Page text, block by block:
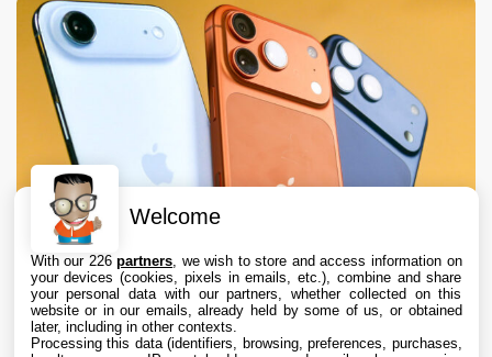
Welcome
With our 226partners , we wish to store and access information on
your devices (cookies, pixels in emails, etc.), combine and share
your personal data with our partners, whether collected on this
website or in our emails, already held by some of us, or obtained
later, including in other contexts.
Processing this data (identifiers, browsing, preferences, purchases,